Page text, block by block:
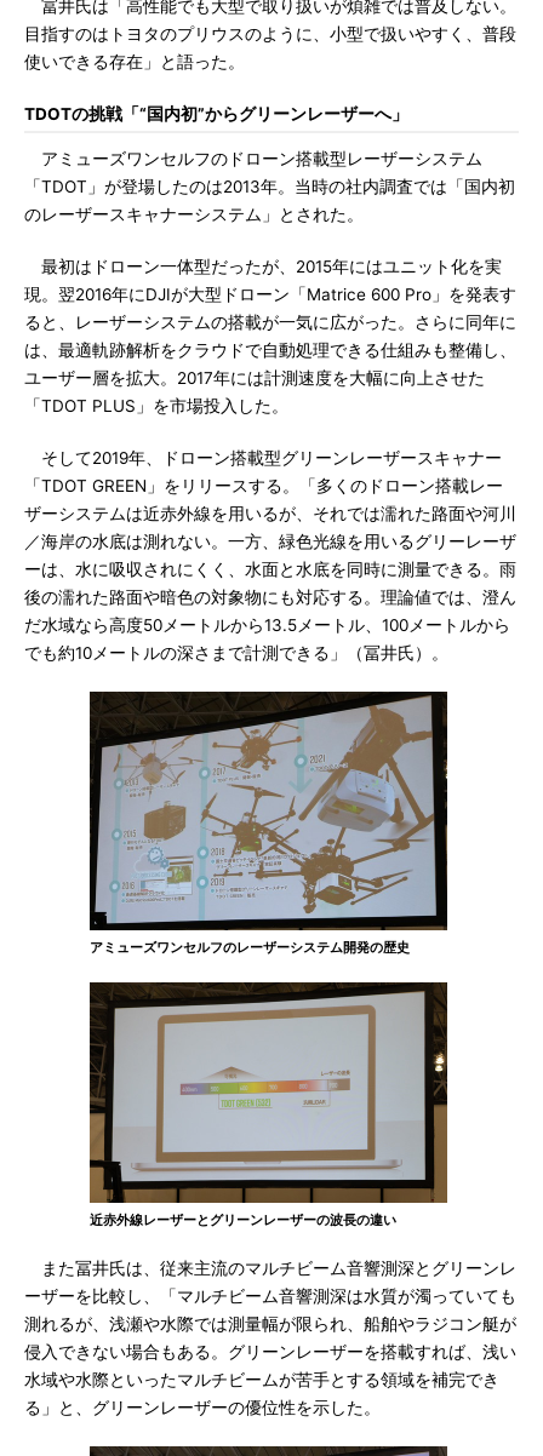
冨井氏は「高性能でも大型で取り扱いが煩雑では普及しない。
目指すのはトヨタのプリウスのように、小型で扱いやすく、普段
使いできる存在」と語った。
TDOTの挑戦「“国内初”からグリーンレーザーへ」
アミューズワンセルフのドローン搭載型レーザーシステム
「TDOT」が登場したのは2013年。当時の社内調査では「国内初
のレーザースキャナーシステム」とされた。
最初はドローン一体型だったが、2015年にはユニット化を実
現。翌2016年にDJIが大型ドローン「Matrice 600 Pro」を発表す
ると、レーザーシステムの搭載が一気に広がった。さらに同年に
は、最適軌跡解析をクラウドで自動処理できる仕組みも整備し、
ユーザー層を拡大。2017年には計測速度を大幅に向上させた
「TDOT PLUS」を市場投入した。
そして2019年、ドローン搭載型グリーンレーザースキャナー
「TDOT GREEN」をリリースする。「多くのドローン搭載レー
ザーシステムは近赤外線を用いるが、それでは濡れた路面や河川
／海岸の水底は測れない。一方、緑色光線を用いるグリーレーザ
ーは、水に吸収されにくく、水面と水底を同時に測量できる。雨
後の濡れた路面や暗色の対象物にも対応する。理論値では、澄ん
だ水域なら高度50メートルから13.5メートル、100メートルから
でも約10メートルの深さまで計測できる」（冨井氏）。
アミューズワンセルフのレーザーシステム開発の歴史
近赤外線レーザーとグリーンレーザーの波長の違い
また冨井氏は、従来主流のマルチビーム音響測深とグリーンレ
ーザーを比較し、「マルチビーム音響測深は水質が濁っていても
測れるが、浅瀬や水際では測量幅が限られ、船舶やラジコン艇が
侵入できない場合もある。グリーンレーザーを搭載すれば、浅い
水域や水際といったマルチビームが苦手とする領域を補完でき
る」と、グリーンレーザーの優位性を示した。